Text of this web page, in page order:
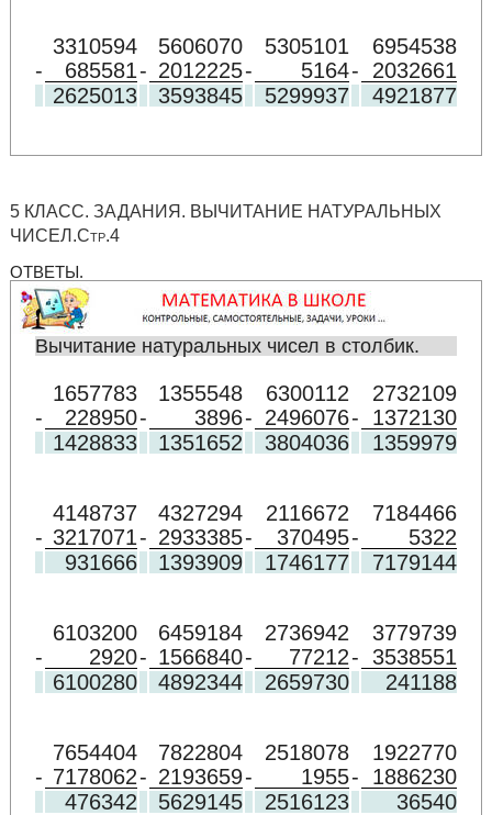
3310594 5606070 5305101
6954538
-
685581- 2012225- 5164-
2032661
2625013
3593845 5299937 4921877
5 КЛАСС. ЗАДАНИЯ. ВЫЧИТАНИЕ НАТУРАЛЬНЫХ
ЧИСЕЛ.Стр.4
ОТВЕТЫ.
Вычитание натуральных чисел в столбик.
1657783 1355548 6300112
2732109
-
228950- 3896- 2496076-
1372130
1428833
1351652 3804036 1359979
4148737 4327294 2116672
7184466
- 3217071- 2933385- 370495-
5322
931666
1393909 1746177 7179144
6103200 6459184 2736942
3779739
-
2920- 1566840- 77212-
3538551
6100280
4892344 2659730 241188
7654404 7822804 2518078
1922770
- 7178062- 2193659- 1955-
1886230
476342
5629145 2516123 36540